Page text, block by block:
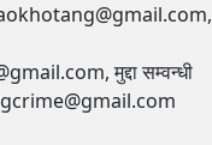
मुद्दा सम्वन्धी